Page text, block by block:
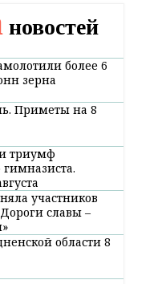
новостей
более 6
зерна
Приметы на 8
триумф
гимназиста.
участников
славы –
области 8